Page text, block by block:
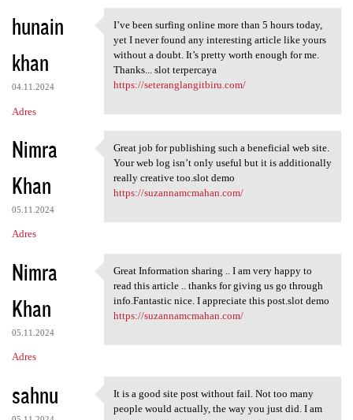
hunain
khan
04.11.2024
Adres
I’ve been surfing online more
I’ve been surfing online more than 5 hours today,
yet I never found any interesting article like yours
without a doubt. It’s pretty worth enough for me.
Thanks... slot terpercaya
https://seteranglangitbiru.com/
Nimra
Khan
05.11.2024
Adres
Great job for publishing such
Great job for publishing such a beneficial web site.
Your web log isn’t only useful but it is additionally
really creative too.slot demo
https://suzannamcmahan.com/
Nimra
Khan
05.11.2024
Adres
Great Information sharing ..
Great Information sharing .. I am very happy to
read this article .. thanks for giving us go through
info.Fantastic nice. I appreciate this post.slot demo
https://suzannamcmahan.com/
sahnu It is a good site post
It is a good site post without fail. Not too many
people would actually, the way you just did. I am